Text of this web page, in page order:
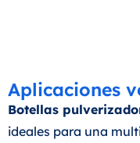
Aplicaciones
Botellas
ideales para una